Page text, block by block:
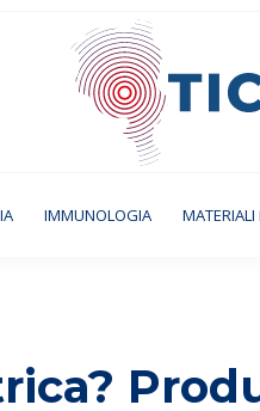
IMMUNOLOGIA MATERIALI